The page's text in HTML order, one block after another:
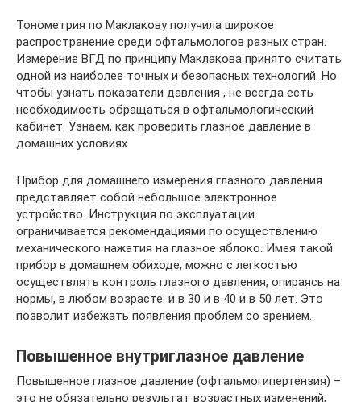
Тонометрия по Маклакову получила широкое
распространение среди офтальмологов разных стран.
Измерение ВГД по принципу Маклакова принято считать
одной из наиболее точных и безопасных технологий. Но
чтобы узнать показатели давления , не всегда есть
необходимость обращаться в офтальмологический
кабинет. Узнаем, как проверить глазное давление в
домашних условиях.
Прибор для домашнего измерения глазного давления
представляет собой небольшое электронное
устройство. Инструкция по эксплуатации
ограничивается рекомендациями по осуществлению
механического нажатия на глазное яблоко. Имея такой
прибор в домашнем обиходе, можно с легкостью
осуществлять контроль глазного давления, опираясь на
нормы, в любом возрасте: и в 30 и в 40 и в 50 лет. Это
позволит избежать появления проблем со зрением.
Повышенное внутриглазное давление
Повышенное глазное давление (офтальмогипертензия) –
это не обязательно результат возрастных изменений,